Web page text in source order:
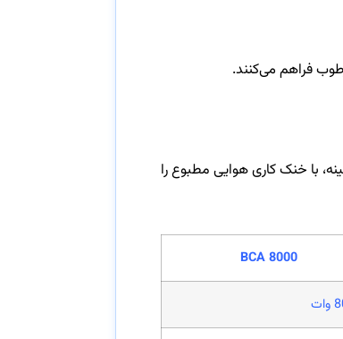
فراهم می‌کنند.
بهینه، با خنک کاری هوایی مطبوع را
BCA 8000